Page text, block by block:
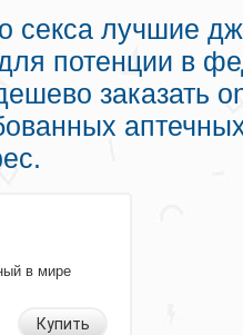
секса лучшие
потенции в
заказать
в мире
Купить